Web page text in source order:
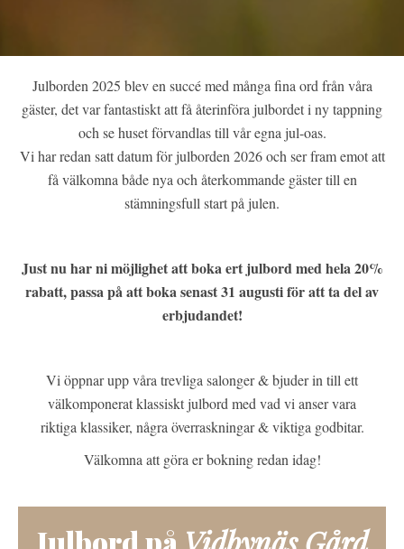
Julborden 2025 blev en succé med många fina ord från våra
gäster, det var fantastiskt att få återinföra julbordet i ny tappning
och se huset förvandlas till vår egna jul-oas.
Vi har redan satt datum för julborden 2026 och ser fram emot att
få välkomna både nya och återkommande gäster till en
stämningsfull start på julen.
Just nu har ni möjlighet att boka ert julbord med hela 20%
rabatt, passa på att boka senast 31 augusti för att ta del av
erbjudandet!
Vi öppnar upp våra trevliga salonger & bjuder in till ett
välkomponerat klassiskt julbord med vad vi anser vara
riktiga klassiker, några överraskningar & viktiga godbitar.
Välkomna att göra er bokning redan idag!
Julbord på Vidbynäs Gård